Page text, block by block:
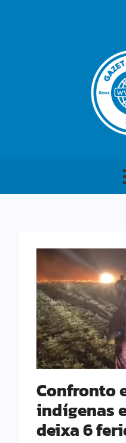
Confronto
indígenas
deixa 6